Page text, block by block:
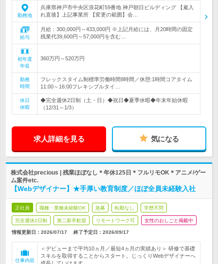
勤務地
兵庫県神戸市中央区浪花町59番地 神戸朝日ビルディング 【雇入
れ直後】上記事業所 【変更の範囲】会…
給与
月給：300,000円～433,000円 ※上記月給には、月20時間の固定
残業代39,600円～57,000円を含む…
初年度
年収
360万円～520万円
勤務
時間
フレックスタイム制標準労働時間8時間／休憩:1時間コアタイム
11:00～16:00フレキシブルタイ…
休日
休暇
◆完全週休2日制（土・日）◆祝日◆夏季休暇◆年末年始休暇
（12/31～1/3）
求人詳細を見る 気になる
株式会社precious | 残業ほぼなし＊年休125日＊フルリモOK＊アニメ/ゲー
ム案件etc.
【Webデザイナー】★手厚い教育制度／ほぼ全員未経験入社
正社員 職種・業種未経験OK 急募 転勤なし 学歴不問
完全週休2日制 第二新卒歓迎 リモートワーク可 女性のおしごと掲載中
情報更新日：2026/07/17 終了予定日： 2026/09/17
仕事内容
＜デビューまで平均10ヵ月／最短4ヵ月の実績あり＞ 研修で基礎
スキルを取得することからスタート。じっくりWebデザイナーへ